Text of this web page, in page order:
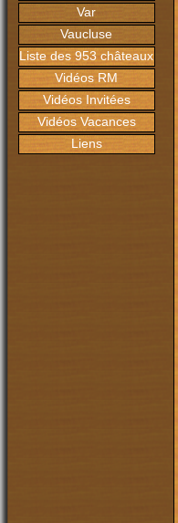
Var
Vaucluse
Liste des 953 châteaux
Vidéos RM
Vidéos Invitées
Vidéos Vacances
Liens